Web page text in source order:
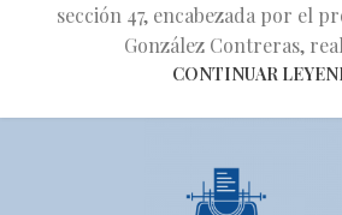
sección 47, encabezada por el
González Contreras,
CONTINUAR